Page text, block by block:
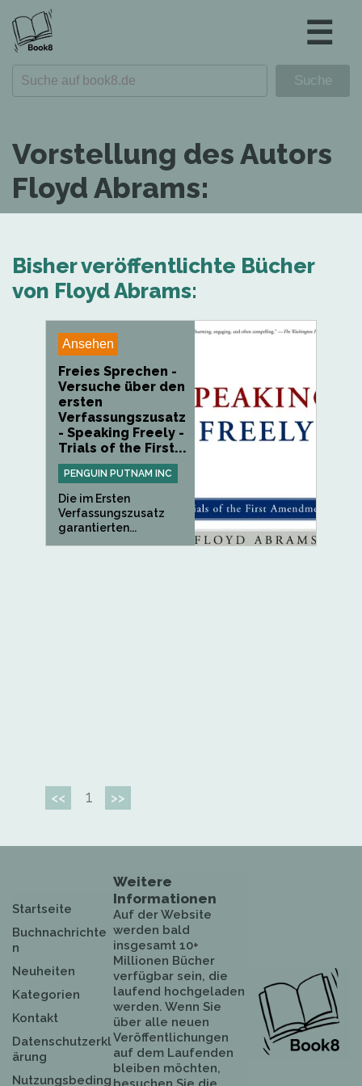
☰
Vorstellung des Autors
Floyd Abrams:
Bisher veröffentlichte Bücher
von Floyd Abrams:
Ansehen
Freies Sprechen -
Versuche über den
ersten
Verfassungszusatz
- Speaking Freely -
Trials of the First...
PENGUIN PUTNAM INC
Die im Ersten
Verfassungszusatz
garantierten...
<< 1 >>
Startseite
Buchnachrichte
n
Neuheiten
Kategorien
Kontakt
Datenschutzerkl
ärung
Nutzungsbeding
Weitere
Informationen
Auf der Website
werden bald
insgesamt 10+
Millionen Bücher
verfügbar sein, die
laufend hochgeladen
werden. Wenn Sie
über alle neuen
Veröffentlichungen
auf dem Laufenden
bleiben möchten,